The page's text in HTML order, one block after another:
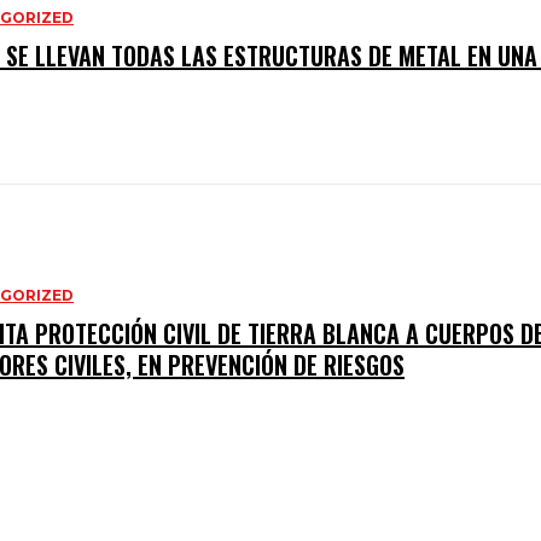
LLEVAN TODAS LAS ESTRUCTURAS DE METAL EN
PROTECCIÓN CIVIL DE TIERRA BLANCA A CUERPOS
CIVILES, EN PREVENCIÓN DE RIESGOS